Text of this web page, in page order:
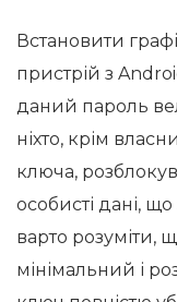
Встановити
пристрій з
даний пароль
ніхто, крім
ключа,
особисті дані,
варто розуміти,
мінімальний і